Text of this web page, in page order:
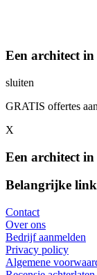
Een architect
sluiten
GRATIS offertes
X
Een architect
Belangrijke
Contact
Over ons
Bedrijf aanmelden
Privacy policy
Algemene